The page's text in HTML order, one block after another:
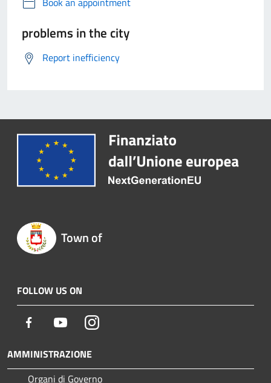
problems in the city
Report inefficiency
Town of
FOLLOW US ON
Facebook YoutubeInstagram
AMMINISTRAZIONE
Organi di Governo